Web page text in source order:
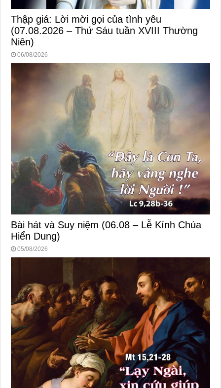
Thập giá: Lời mời gọi của tình yêu
(07.08.2026 – Thứ Sáu tuần XVIII Thường
Niên)
06/08/2026
Bài hát và Suy niệm (06.08 – Lễ Kính Chúa
Hiển Dung)
05/08/2026